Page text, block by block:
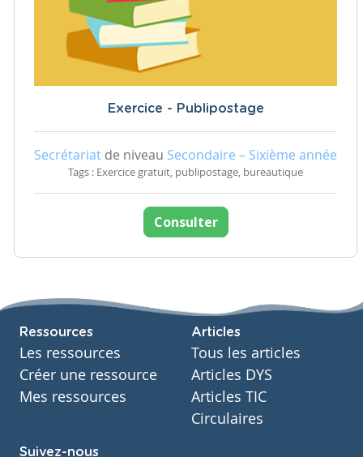
Exercice - Publipostage
Secrétariat de niveau Secondaire – Sixième année
Tags : Exercice gratuit, publipostage, bureautique
Consulter
Ressources
Les ressources
Créer une ressource
Mes ressources
Articles
Tous les articles
Articles DYS
Articles TIC
Circulaires
Suivez-nous